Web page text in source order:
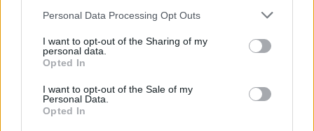
Please note that this website/app uses one or more Google
not limited to your visit or usage behaviour. You may click to
grant or deny consent to Google and its third-party tags to
use your data for below specified purposes in below Google
consent section.
Personal Data Processing Opt Outs
I want to opt-out of the Sharing of my
personal data.
Opted In
I want to opt-out of the Sale of my
Personal Data.
Opted In
lendvai attila
16 éve
heh, ez az idezet pont ugy hangzott, mint egy 10%-os
part halovany probalkozasa arra, h magahoz
csabitson +1%-nyi idealistat...